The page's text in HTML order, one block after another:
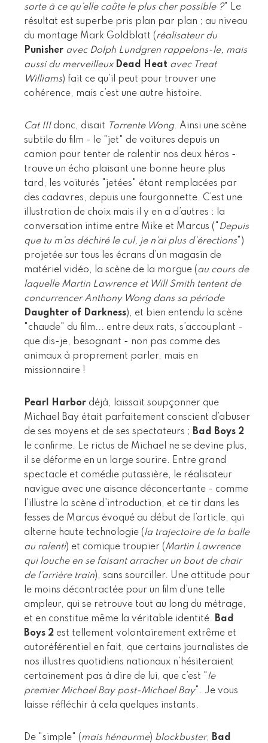
sorte à ce qu’elle coûte le plus cher possible ?" Le
résultat est superbe pris plan par plan ; au niveau
du montage Mark Goldblatt (réalisateur du
Punisher avec Dolph Lundgren rappelons-le, mais
aussi du merveilleux Dead Heat avec Treat
Williams) fait ce qu’il peut pour trouver une
cohérence, mais c’est une autre histoire.
Cat IIIdonc, disait Torrente Wong. Ainsi une scène
subtile du film - le "jet" de voitures depuis un
camion pour tenter de ralentir nos deux héros -
trouve un écho plaisant une bonne heure plus
tard, les voiturés "jetées" étant remplacées par
des cadavres, depuis une fourgonnette. C’est une
illustration de choix mais il y en a d’autres : la
conversation intime entre Mike et Marcus ("
Depuis
que tu m’as déchiré le cul, je n’ai plus d’érections ")
projetée sur tous les écrans d’un magasin de
matériel vidéo, la scène de la morgue (au cours de
laquelle Martin Lawrence et Will Smith tentent de
concurrencer Anthony Wong dans sa période
Daughter of Darkness), et bien entendu la scène
"chaude" du film... entre deux rats, s’accouplant -
que dis-je, besognant - non pas comme des
animaux à proprement parler, mais en
missionnaire !
Pearl Harbor déjà, laissait soupçonner que
Michael Bay était parfaitement conscient d’abuser
de ses moyens et de ses spectateurs ; Bad Boys 2
le confirme. Le rictus de Michael ne se devine plus,
il se déforme en un large sourire. Entre grand
spectacle et comédie putassière, le réalisateur
navigue avec une aisance déconcertante - comme
l’illustre la scène d’introduction, et ce tir dans les
fesses de Marcus évoqué au début de l’article, qui
alterne haute technologie (la trajectoire de la balle
au ralenti) et comique troupier (Martin Lawrence
qui louche en se faisant arracher un bout de chair
de l’arrière train), sans sourciller. Une attitude pour
le moins décontractée pour un film d’une telle
ampleur, qui se retrouve tout au long du métrage,
et en constitue même la véritable identité. Bad
Boys 2 est tellement volontairement extrême et
autoréférentiel en fait, que certains journalistes de
nos illustres quotidiens nationaux n’hésiteraient
certainement pas à dire de lui, que c’est " le
premier Michael Bay post-Michael Bay". Je vous
laisse réfléchir à cela quelques instants.
De "simple" (mais hénaurme) blockbuster, Bad